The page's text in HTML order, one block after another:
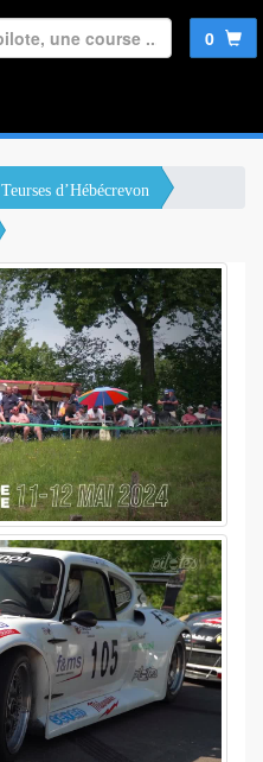
0
Teurses d’Hébécrevon